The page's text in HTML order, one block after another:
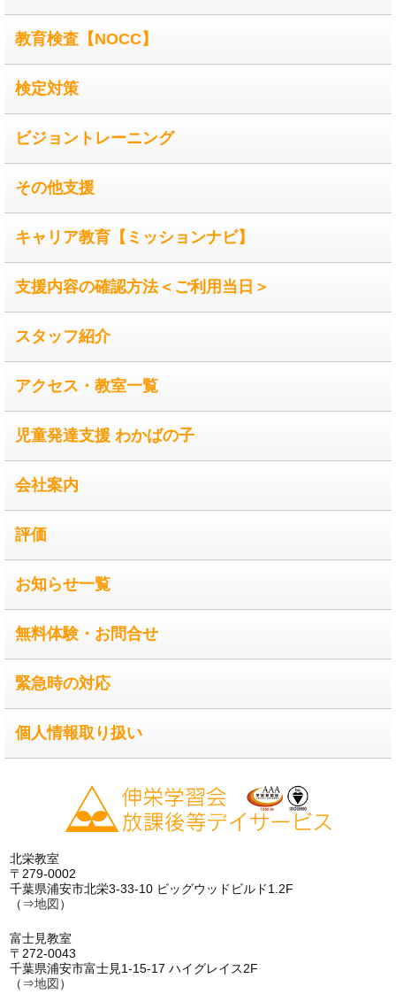
教育検査【NOCC】
検定対策
ビジョントレーニング
その他支援
キャリア教育【ミッションナビ】
支援内容の確認方法＜ご利用当日＞
スタッフ紹介
アクセス・教室一覧
児童発達支援 わかばの子
会社案内
評価
お知らせ一覧
無料体験・お問合せ
緊急時の対応
個人情報取り扱い
北栄教室
〒279-0002
千葉県浦安市北栄3-33-10 ビッグウッドビルド1.2F
（⇒地図 ）
富士見教室
〒272-0043
千葉県浦安市富士見1-15-17 ハイグレイス2F
（⇒地図 ）